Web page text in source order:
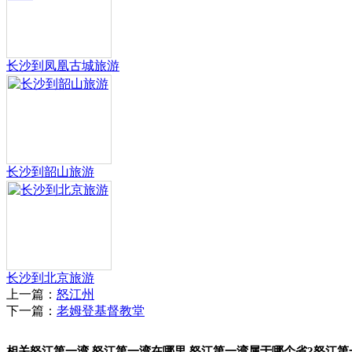
长沙到凤凰古城旅游
长沙到韶山旅游
长沙到北京旅游
上一篇： 怒江州
下一篇： 老姆登基督教堂